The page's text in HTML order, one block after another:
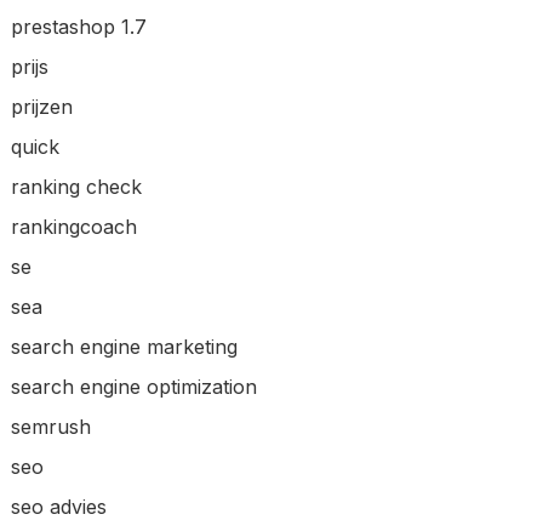
prestashop 1.7
prijs
prijzen
quick
ranking check
rankingcoach
se
sea
search engine marketing
search engine optimization
semrush
seo
seo advies